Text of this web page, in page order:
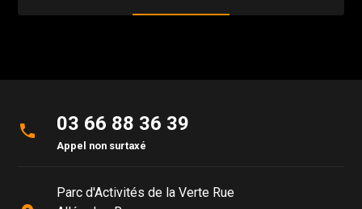
phone 03 66 88 36 39
Appel non surtaxé
Parc d'Activités de la Verte Rue